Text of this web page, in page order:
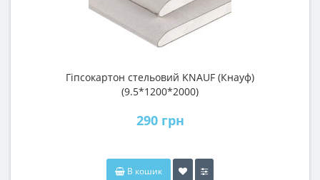
Гіпсокартон стельовий KNAUF (Кнауф)
(9.5*1200*2000)
290 грн
В кошик